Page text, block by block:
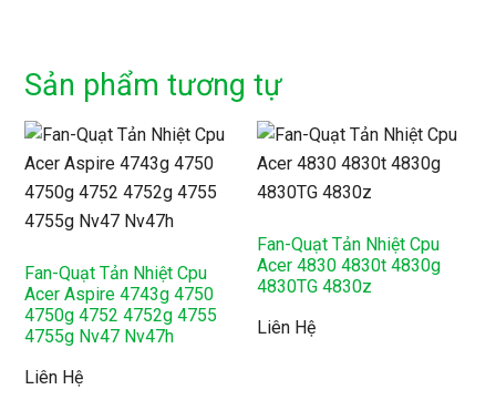
Sản phẩm tương tự
Fan-Quạt Tản Nhiệt Cpu
Acer Aspire 4743g 4750
4750g 4752 4752g 4755
4755g Nv47 Nv47h
Liên Hệ
Fan-Quạt Tản Nhiệt Cpu
Acer 4830 4830t 4830g
4830TG 4830z
Liên Hệ